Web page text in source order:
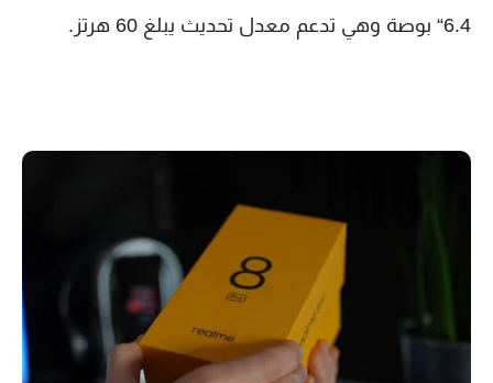
6.4“ بوصة وهي تدعم معدل تحديث يبلغ 60 هرتز.